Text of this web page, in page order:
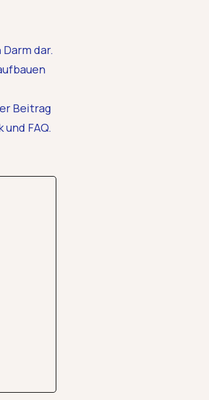
dar.
Beitrag
FAQ.
bleibe über Darmthemen
Deine Daten sind wichtig für uns und werden sicher behandelt. Mit